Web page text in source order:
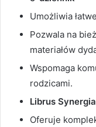
Umożliwia
Pozwala na
materiałów
Wspomaga
rodzicami.
Librus Synergia
Oferuje